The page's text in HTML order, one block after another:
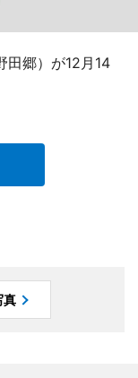
田郷）が12月14
真